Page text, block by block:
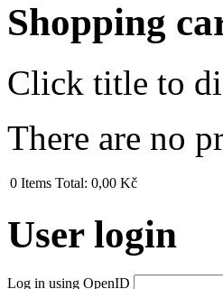
Shopping
Click title to
There are no
0 Items Total: 0,00 Kč
User login
Log in using OpenID